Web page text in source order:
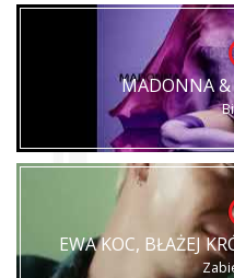
MADONNA &
EWA KOC, BŁAŻEJ